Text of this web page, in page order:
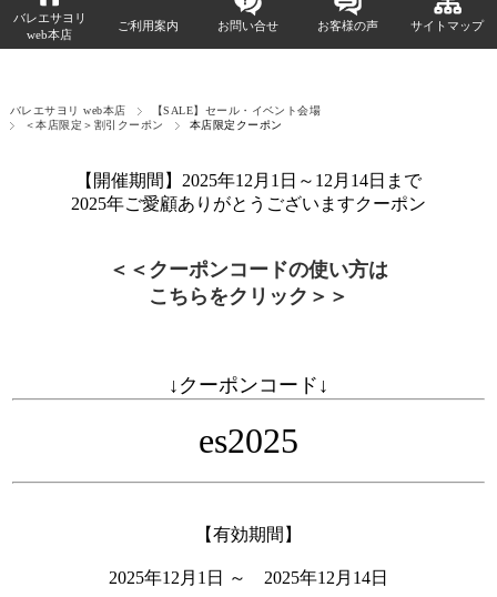
バレエサヨリ
web本店
ご利用案内 お問い合せ お客様の声 サイトマップ
バレエサヨリ web本店
【SALE】セール・イベント会場
＜本店限定＞割引クーポン
本店限定クーポン
【開催期間】2025年12月1日～12月14日まで
2025年ご愛顧ありがとうございますクーポン
＜＜クーポンコードの使い方は
こちらをクリック＞＞
↓クーポンコード↓
es2025
【有効期間】
2025年12月1日 ～ 2025年12月14日